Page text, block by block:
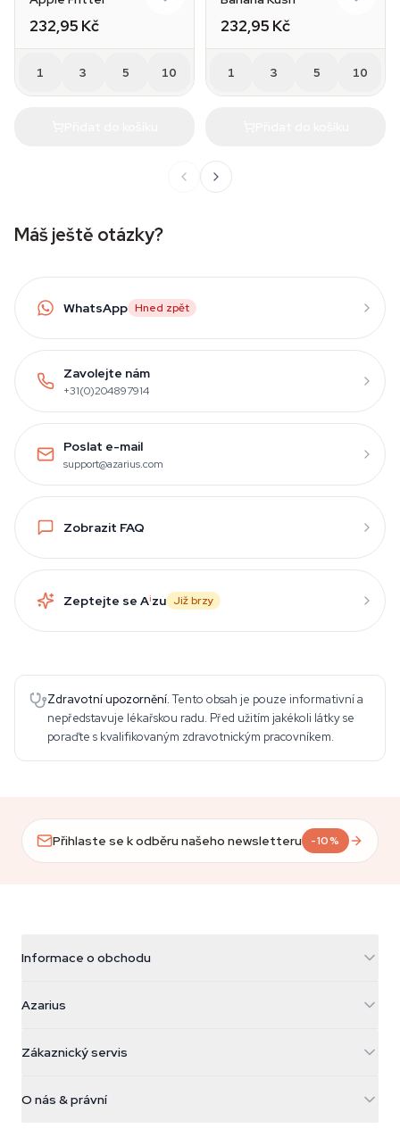
232,95 Kč
1 3 5 10
232,95 Kč
1 3 5 10
Máš ještě otázky?
WhatsApp Hned zpět
Zavolejte nám
+31(0)204897914
Poslat e-mail
support@azarius.com
Zobrazit FAQ
Zeptejte se Aizu Již brzy
Zdravotní upozornění. Tento obsah je pouze informativní a
nepředstavuje lékařskou radu. Před užitím jakékoli látky se
poraďte s kvalifikovaným zdravotnickým pracovníkem.
Přihlaste se k odběru našeho newsletteru -10%
Informace o obchodu
Galvaniweg 11
Nederland
+31(0)204897914
Azarius
Kouzelné houby
Smokeshop
Zákaznický servis
Pravidla vrácení
O nás & právní